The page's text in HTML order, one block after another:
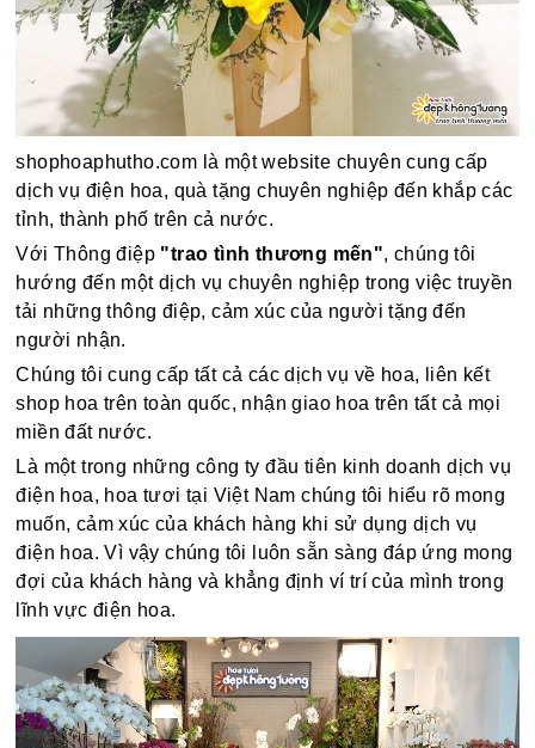
shophoaphutho.com là một website chuyên cung cấp
dịch vụ điện hoa, quà tặng chuyên nghiệp đến khắp các
tỉnh, thành phố trên cả nước.
Với Thông điệp "trao tình thương mến", chúng tôi
hướng đến một dịch vụ chuyên nghiệp trong việc truyền
tải những thông điệp, cảm xúc của người tặng đến
người nhận.
Chúng tôi cung cấp tất cả các dịch vụ về hoa, liên kết
shop hoa trên toàn quốc, nhận giao hoa trên tất cả mọi
miền đất nước.
Là một trong những công ty đầu tiên kinh doanh dịch vụ
điện hoa, hoa tươi tại Việt Nam chúng tôi hiểu rõ mong
muốn, cảm xúc của khách hàng khi sử dụng dịch vụ
điện hoa. Vì vậy chúng tôi luôn sẵn sàng đáp ứng mong
đợi của khách hàng và khẳng định ví trí của mình trong
lĩnh vực điện hoa.